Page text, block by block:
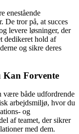
enestående
De tror på, at succes
levere løsninger, der
dedikeret hold af
og sikre deres
Kan Forvente
være både udfordrende
arbejdsmiljø, hvor du
og
af teamet, der sikrer
med dem.